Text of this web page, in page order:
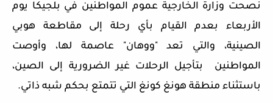
نصحت وزارة الخارجية عموم المواطنين في بلجيكا يوم
الأربعاء بعدم القيام بأي رحلة إلى مقاطعة هوبي
الصينية، والتي تعد "ووهان" عاصمة لها، وأوصت
المواطنين بتأجيل الرحلات غير الضرورية إلى الصين،
باستثناء منطقة هونغ كونغ التي تتمتع بحكم شبه ذاتي.